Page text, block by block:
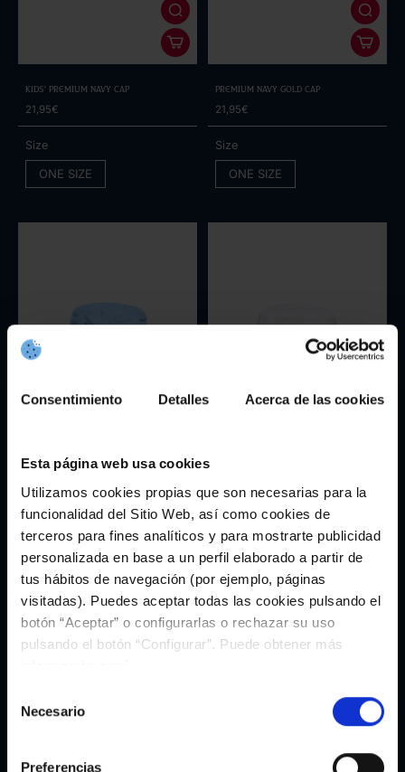
Consentimiento Detalles Acerca de las cookies
Esta página web usa cookies
Utilizamos cookies propias que son necesarias para la
funcionalidad del Sitio Web, así como cookies de
terceros para fines analíticos y para mostrarte publicidad
personalizada en base a un perfil elaborado a partir de
tus hábitos de navegación (por ejemplo, páginas
visitadas). Puedes aceptar todas las cookies pulsando el
botón “Aceptar” o configurarlas o rechazar su uso
pulsando el botón “Configurar”. Puede obtener más
Necesario
Preferencias
Kids' Premium Navy Cap
21,95€
Size
ONE SIZE
Premium Navy Gold Cap
21,95€
Size
ONE SIZE
Sky Blue Bucket Hat
Size Size